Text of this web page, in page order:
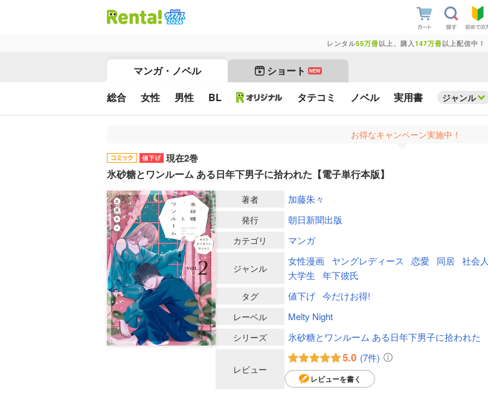
レンタル55万冊以上、購入 147万冊以上配信中！
マンガ・ノベル ショート NEW
総合 女性 男性 BL タテコミ ノベル 実用書 ジャンル
お得なキャンペーン実施中！
現在2巻
氷砂糖とワンルーム ある日年下男子に拾われた【電子単行本版】
著者 加藤朱々
発行 朝日新聞出版
カテゴリ マンガ
ジャンル
女性漫画 ヤングレディース 恋愛 同居 社会人
大学生
年下彼氏
タグ 値下げ 今だけお得!
レーベル Melty Night
シリーズ 氷砂糖とワンルーム ある日年下男子に拾われた
レビュー
5.0 (7件)
レビューを書く